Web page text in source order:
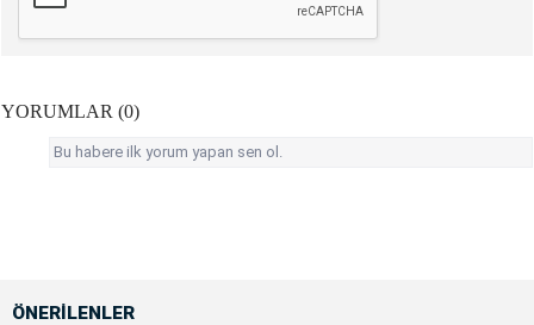
YORUMLAR (0)
Bu habere ilk yorum yapan sen ol.
ÖNERİLENLER